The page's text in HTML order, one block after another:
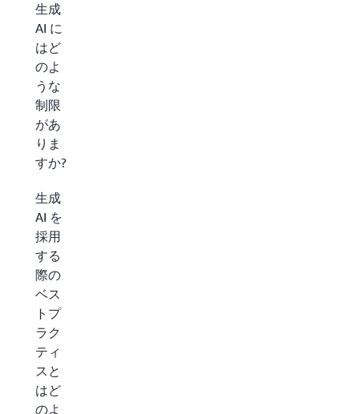
生成
AI に
はど
のよ
うな
制限
があ
りま
すか?
生成
AI を
採用
する
際の
ベス
トプ
ラク
ティ
スと
はど
のよ